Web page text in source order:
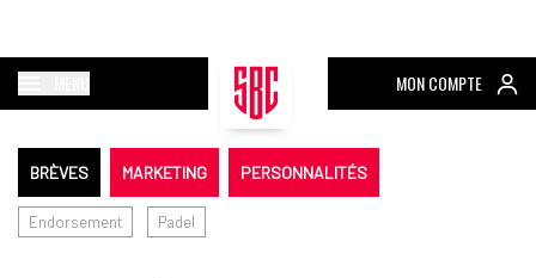
MON COMPTE
BRÈVES MARKETING PERSONNALITÉS
Endorsement Padel